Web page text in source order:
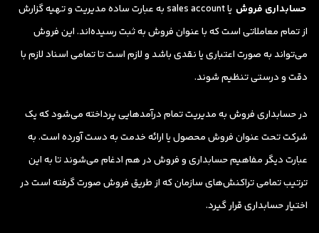
حسابداری فروش
یا sales account به عبارت ساده مدیریت و تهیه گزارش
از تمام معاملاتی است که با عنوان فروش به ثبت رسیده‌اند. این فروش
می‌تواند به صورت اعتباری یا نقدی باشد و لازم است تا تمامی اسناد لازم با
دقت و درستی تنظیم شوند.
در حسابداری فروش به مدیریت تمام درآمدهایی پرداخته می‌شود که یک
شرکت تحت عنوان فروش محصول یا ارائه خدمت به دست آورده است. به
عبارت دیگر مفاهیم حسابداری و فروش در هم ادغام می‌شوند تا به این
ترتیب تمامی تراکنش‌های سازمان که از طریق فروش صورت گرفته است در
اختیار حسابداری قرار گیرد.